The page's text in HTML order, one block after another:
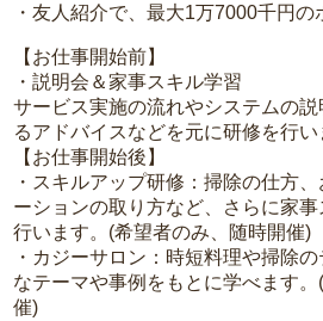
・友人紹介で、最大1万7000千円の
【お仕事開始前】
・説明会＆家事スキル学習
サービス実施の流れやシステムの
るアドバイスなどを元に研修を行い
【お仕事開始後】
・スキルアップ研修：掃除の仕方
ーションの取り方など、さらに家
行います。(希望者のみ、随時開催)
・カジーサロン：時短料理や掃除
なテーマや事例をもとに学べます
催)